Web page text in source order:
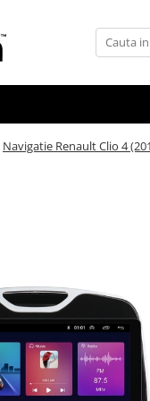
Navigatie Renault Clio 4